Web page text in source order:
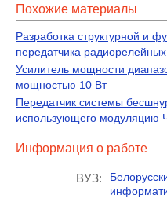
Похожие материалы
Разработка структурной и
передатчика
Усилитель мощности
мощностью 10 Вт
Передатчик системы
использующего
Информация о работе
ВУЗ: